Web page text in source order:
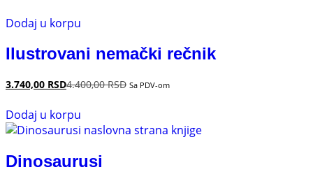
Dodaj u korpu
Ilustrovani nemački rečnik
3.740,00 RSD4.400,00RSD Sa PDV-om
Dodaj u korpu
Dinosaurusi